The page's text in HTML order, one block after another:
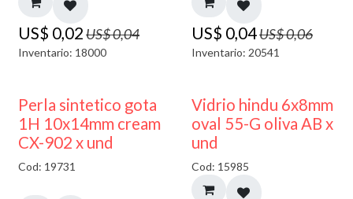
US$ 0,02US$0,04
Inventario: 18000
US$ 0,04US$0,06
Inventario: 20541
Perla sintetico gota
1H 10x14mm cream
CX-902 x und
Cod: 19731 50% DESCUENTO
Vidrio hindu 6x8mm
oval 55-G oliva AB x
und
Cod: 15985